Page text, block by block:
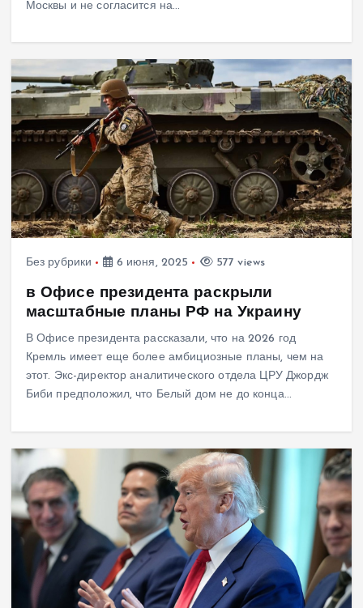
Москвы и не согласится на…
Без рубрики 6 июня, 2025 577 views
в Офисе президента раскрыли
масштабные планы РФ на Украину
В Офисе президента рассказали, что на 2026 год
Кремль имеет еще более амбициозные планы, чем на
этот. Экс-директор аналитического отдела ЦРУ Джордж
Биби предположил, что Белый дом не до конца…